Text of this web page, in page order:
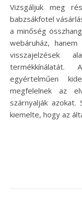
Vizsgáljuk meg
babzsákfotel
a minőség
webáruház,
visszajelzések
termékkínálatát.
egyértelműen
megfelelnek az
szárnyalják azokat.
kiemelte, hogy az